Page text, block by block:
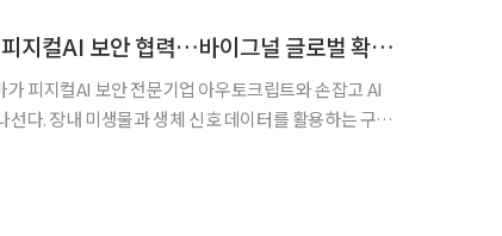
HEM파마, 아우토크립트와 피지컬AI 보안 협력…바이그널 글로벌 확장 속도
피지컬AI 보안 전문기업 아우토크립트와 손잡고 AI
선다. 장내 미생물과 생체 신호 데이터를 활용하는 구독